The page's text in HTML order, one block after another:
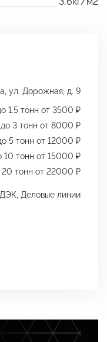
ул. Дорожная, д. 9
1.5 тонн от 3500 ₽
до 3 тонн от 8000 ₽
5 тонн от 12000 ₽
10 тонн от 15000 ₽
20 тонн от 22000 ₽
Деловые линии